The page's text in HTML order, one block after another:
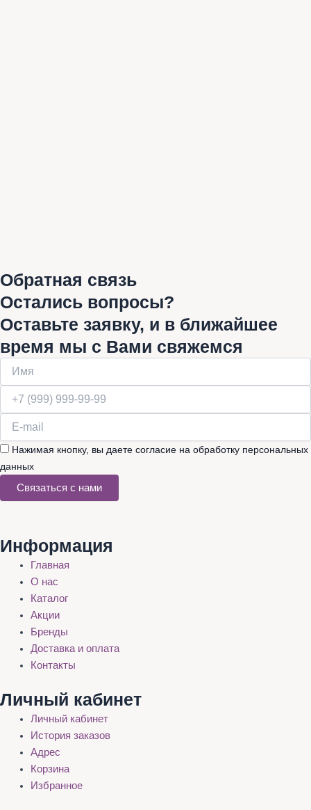
Обратная связь
Остались вопросы?
Оставьте заявку, и в ближайшее
время мы с Вами свяжемся
Нажимая кнопку, вы даете согласие на обработку персональных
данных
Связаться с нами
Информация
Главная
О нас
Каталог
Акции
Бренды
Доставка и оплата
Контакты
Личный кабинет
Личный кабинет
История заказов
Адрес
Корзина
Избранное